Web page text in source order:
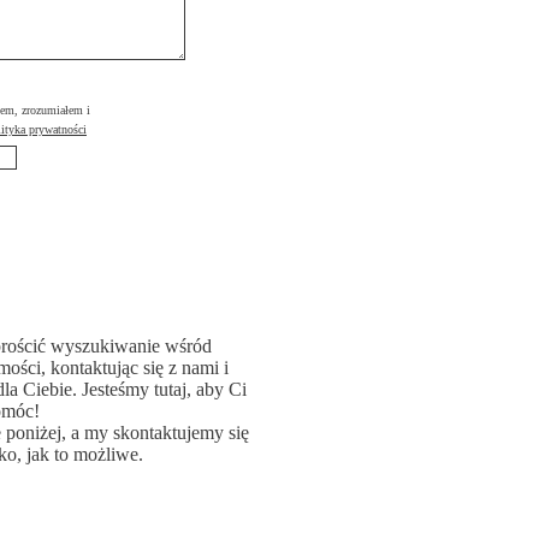
zrozumiałem i
prywatności
wyszukiwanie wśród
kontaktując się z nami i
Ciebie. Jesteśmy tutaj, aby Ci
a my skontaktujemy się
jak to możliwe.